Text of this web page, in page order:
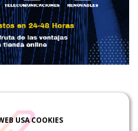
USA COOKIES